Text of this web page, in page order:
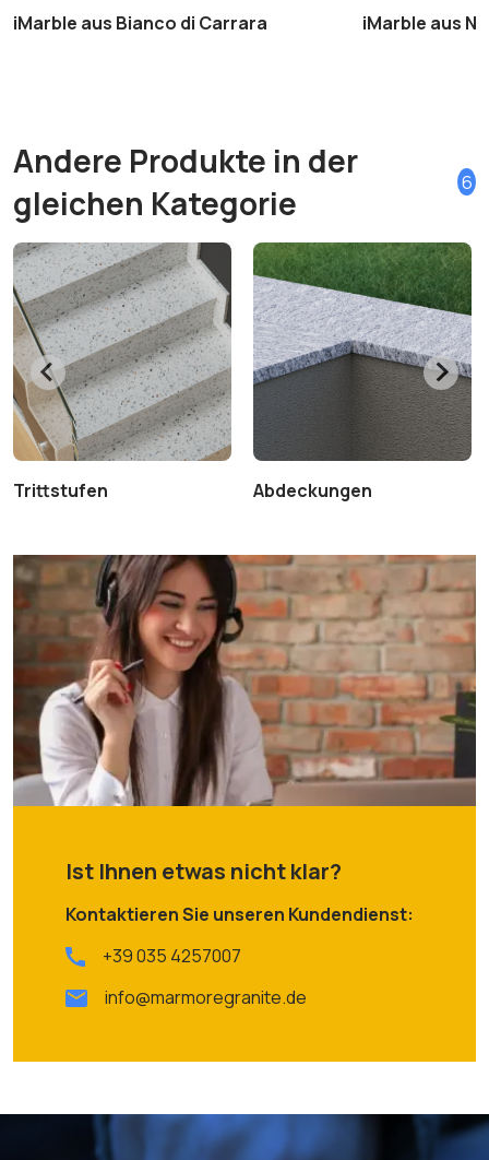
iMarble aus Bianco di Carrara iMarble aus
Andere Produkte in der
gleichen Kategorie
6
Trittstufen Abdeckungen
Ist Ihnen etwas nicht klar?
Kontaktieren Sie unseren Kundendienst:
+39 035 4257007
info@marmoregranite.de